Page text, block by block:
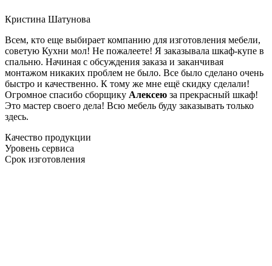
Кристина Шатунова
Всем, кто еще выбирает компанию для изготовления мебели,
советую Кухни мол! Не пожалеете! Я заказывала шкаф-купе в
спальню. Начиная с обсуждения заказа и заканчивая
монтажом никаких проблем не было. Все было сделано очень
быстро и качественно. К тому же мне ещё скидку сделали!
Огромное спасибо сборщику Алексею за прекрасный шкаф!
Это мастер своего дела! Всю мебель буду заказывать только
здесь.
Качество продукции
Уровень сервиса
Срок изготовления